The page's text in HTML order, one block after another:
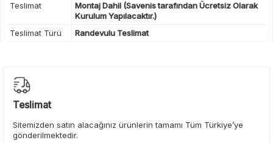
Teslimat
Montaj Dahil (Savenis tarafından Ücretsiz Olarak
Kurulum Yapılacaktır.)
Teslimat Türü
Randevulu Teslimat
Teslimat
Sitemizden satın alacağınız ürünlerin tamamı Tüm Türkiye’ye
gönderilmektedir.